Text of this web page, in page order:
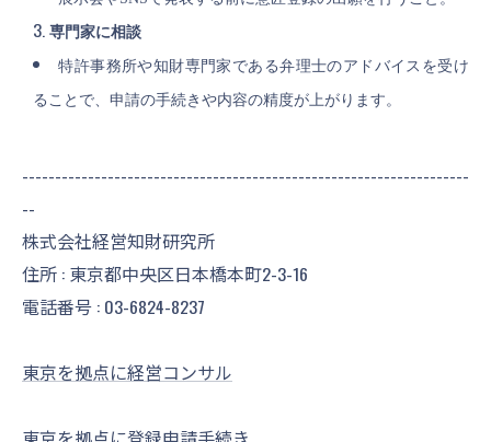
専門家に相談
特許事務所や知財専門家である弁理士のアドバイスを受け
ることで、申請の手続きや内容の精度が上がります。
--------------------------------------------------------------------
--
株式会社経営知財研究所
住所 : 東京都中央区日本橋本町2-3-16
電話番号 : 03-6824-8237
東京を拠点に経営コンサル